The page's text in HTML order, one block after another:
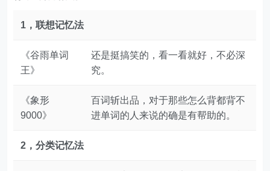
王》
《象形
9000》
百词斩出品，对于那些怎么背都背不
进单词的人来说的确是有帮助的。
2，分类记忆法
《朗文释义